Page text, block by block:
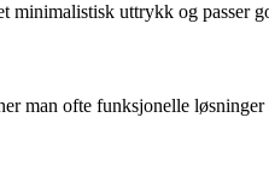
minimalistisk uttrykk og passer
man ofte funksjonelle